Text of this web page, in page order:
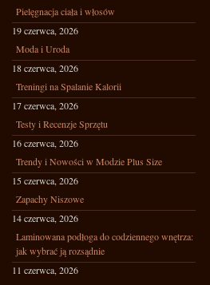
Pielęgnacja ciała i włosów
19 czerwca, 2026
Moda i Uroda
18 czerwca, 2026
Treningi na Spalanie Kalorii
17 czerwca, 2026
Testy i Recenzje Sprzętu
16 czerwca, 2026
Trendy i Nowości w Modzie Plus Size
15 czerwca, 2026
Zapachy Niszowe
14 czerwca, 2026
Laminowana podłoga do codziennego wnętrza:
jak wybrać ją rozsądnie
11 czerwca, 2026